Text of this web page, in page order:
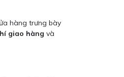
hàng trưng bày
giao hàng và